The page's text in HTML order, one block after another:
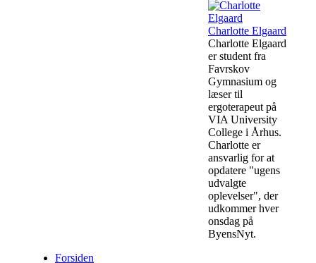
Charlotte Elgaard
Charlotte Elgaard
er student fra
Favrskov
Gymnasium og
læser til
ergoterapeut på
VIA University
College i Århus.
Charlotte er
ansvarlig for at
opdatere "ugens
udvalgte
oplevelser", der
udkommer hver
onsdag på
ByensNyt.
Forsiden